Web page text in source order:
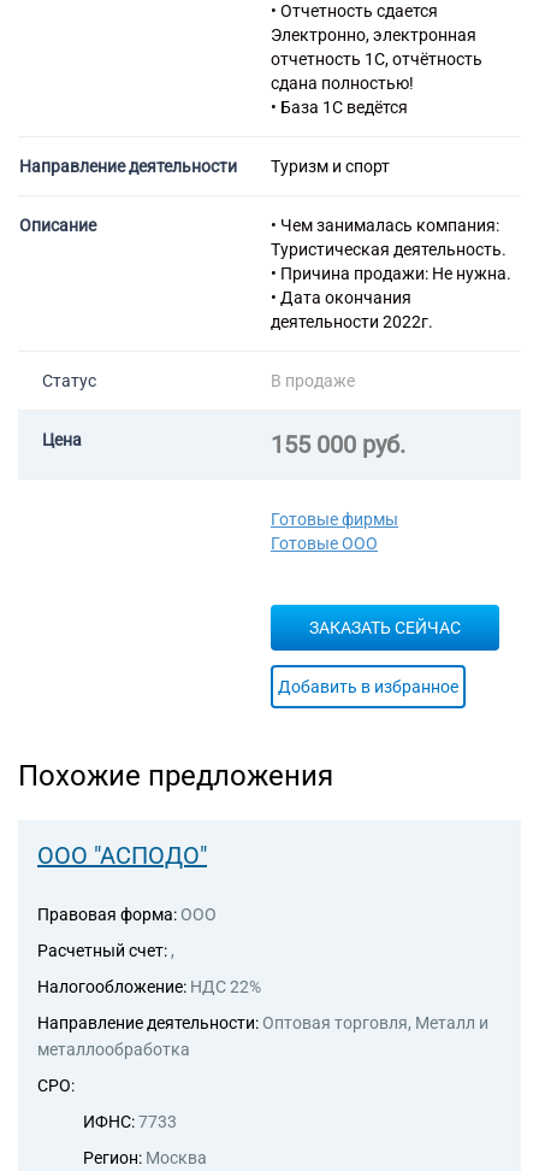
• Отчетность сдается
Электронно, электронная
отчетность 1С, отчётность
сдана полностью!
• База 1С ведётся
Направление деятельности Туризм и спорт
Описание
• Чем занималась компания:
Туристическая деятельность.
• Причина продажи: Не нужна.
• Дата окончания
деятельности 2022г.
Статус В продаже
Цена 155 000 руб.
Готовые фирмы
Готовые ООО
ЗАКАЗАТЬ СЕЙЧАС
Добавить в избранное
Похожие предложения
ООО "АСПОДО"
Правовая форма: ООО
Расчетный счет: ,
Налогообложение: НДС 22%
Направление деятельности: Оптовая торговля, Металл и
металлообработка
СРО:
ИФНС:7733
Регион: Москва